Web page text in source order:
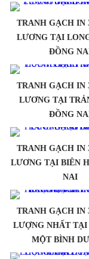
TRANH GẠCH IN
LƯƠNG TẠI
ĐỒNG
TRANH GẠCH IN
LƯƠNG TẠI
ĐỒNG
TRANH GẠCH IN
LƯƠNG TẠI BIÊN
NAI
TRANH GẠCH IN
LƯỢNG NHẤT TẠI
MỘT BÌNH